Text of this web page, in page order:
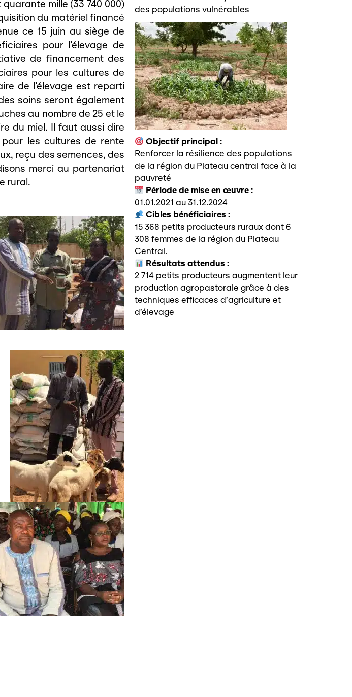
mille (33 740 000)
du matériel financé
ce 15 juin au siège de
pour l’élevage de
de financement des
pour les cultures de
de l’élevage est reparti
soins seront également
au nombre de 25 et le
du miel. Il faut aussi dire
les cultures de rente
reçu des semences, des
merci au partenariat
rural.
des populations vulnérables
Objectif principal :
Renforcer la résilience des populations
de la région du Plateau central face à la
pauvreté
Période de mise en œuvre :
01.01.2021 au 31.12.2024
Cibles bénéficiaires :
15 368 petits producteurs ruraux dont 6
308 femmes de la région du Plateau
Central.
Résultats attendus :
2 714 petits producteurs augmentent leur
production agropastorale grâce à des
techniques efficaces d’agriculture et
d’élevage